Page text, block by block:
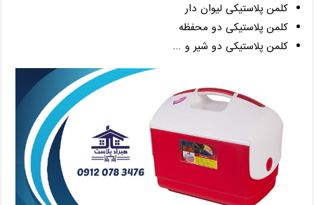
کلمن پلاستیکی لیوان دار
کلمن پلاستیکی دو محفظه
کلمن پلاستیکی دو شیر و …